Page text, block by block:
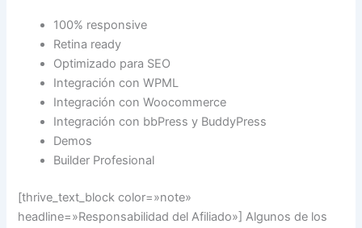
100% responsive
Retina ready
Optimizado para SEO
Integración con WPML
Integración con Woocommerce
Integración con bbPress y BuddyPress
Demos
Builder Profesional
[thrive_text_block color=»note»
headline=»Responsabilidad del Afiliado»] Algunos de los